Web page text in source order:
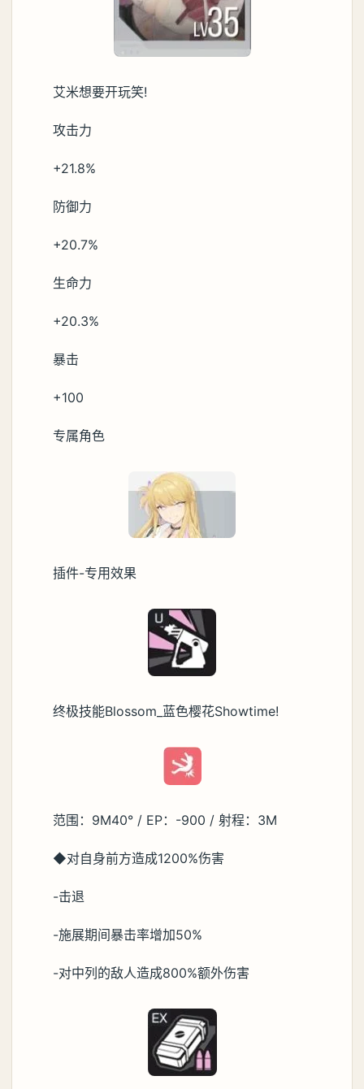
艾米想要开玩笑!
攻击力
+21.8%
防御力
+20.7%
生命力
+20.3%
暴击
+100
专属角色
插件-专用效果
终极技能Blossom_蓝色樱花Showtime!
范围：9M40° / EP：-900 / 射程：3M
◆对自身前方造成1200%伤害
-击退
-施展期间暴击率增加50%
-对中列的敌人造成800%额外伤害